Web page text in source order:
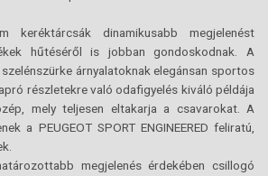
keréktárcsák dinamikusabb megjelenést
hűtéséről is jobban gondoskodnak. A
árnyalatoknak elegánsan sportos
részletekre való odafigyelés kiváló példája
mely teljesen eltakarja a csavarokat. A
a PEUGEOT SPORT ENGINEERED feliratú,
megjelenés érdekében csillogó